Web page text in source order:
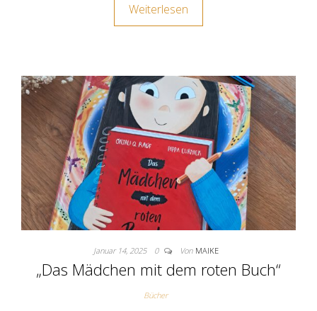
Weiterlesen
Januar 14, 2025 0 Von MAIKE
„Das Mädchen mit dem roten Buch“
Bücher